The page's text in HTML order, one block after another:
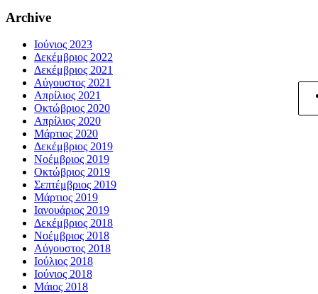
Archive
Ιούνιος 2023
Δεκέμβριος 2022
Δεκέμβριος 2021
Αύγουστος 2021
Απρίλιος 2021
Οκτώβριος 2020
Απρίλιος 2020
Μάρτιος 2020
Δεκέμβριος 2019
Νοέμβριος 2019
Οκτώβριος 2019
Σεπτέμβριος 2019
Μάρτιος 2019
Ιανουάριος 2019
Δεκέμβριος 2018
Νοέμβριος 2018
Αύγουστος 2018
Ιούλιος 2018
Ιούνιος 2018
Μάιος 2018